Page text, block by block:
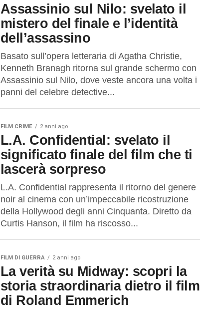
Assassinio sul Nilo: svelato il
mistero del finale e l’identità
dell’assassino
Basato sull’opera letteraria di Agatha Christie,
Kenneth Branagh ritorna sul grande schermo con
Assassinio sul Nilo, dove veste ancora una volta i
panni del celebre detective...
FILM CRIME 2 anni ago
L.A. Confidential: svelato il
significato finale del film che ti
lascerà sorpreso
L.A. Confidential rappresenta il ritorno del genere
noir al cinema con un’impeccabile ricostruzione
della Hollywood degli anni Cinquanta. Diretto da
Curtis Hanson, il film ha riscosso...
FILM DI GUERRA 2 anni ago
La verità su Midway: scopri la
storia straordinaria dietro il film
di Roland Emmerich